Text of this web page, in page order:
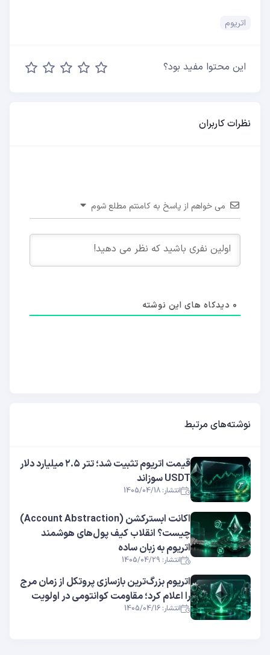
اتریوم
این محتوا مفید بود؟
نظرات کاربران
می خواهم از پاسخ به کامنتم مطلع شوم
0 دیدکاه های این نوشته
نوشته‌های مرتبط
قیمت اتریوم تثبیت شد؛ تتر ۲.۵ میلیارد دلار
USDT سوزاند
انتشار: 1405/04/18
اکانت ابسترکشن (Account Abstraction)
چیست؟ انقلاب کیف پول‌های هوشمند
اتریوم به زبان ساده
انتشار: 1405/04/29
اتریوم بزرگ‌ترین بازسازی پروتکل از زمان مرج
را اعلام کرد؛ مقاومت کوانتومی در اولویت
انتشار: 1405/04/16